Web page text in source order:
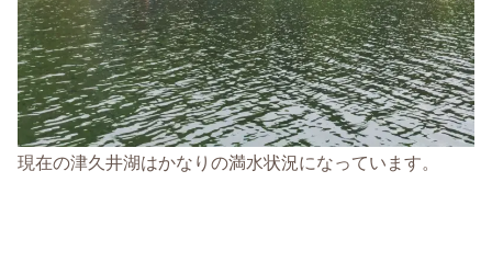
現在の津久井湖はかなりの満水状況になっています。